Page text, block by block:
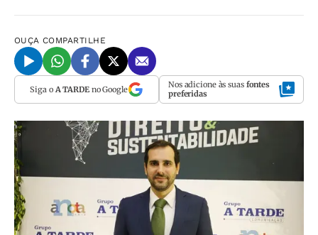
OUÇA COMPARTILHE
Siga o A TARDEno Google Nos adicione às suas fontes
preferidas